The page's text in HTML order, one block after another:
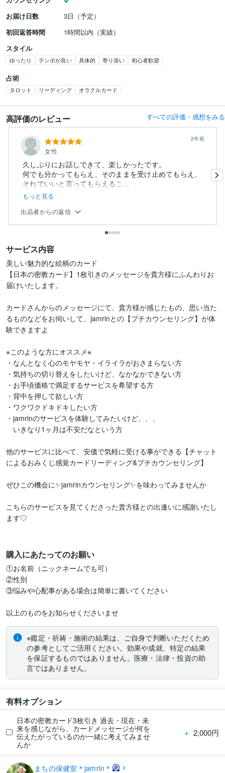
お届け日数
3日（予定）
初回返答時間
1時間以内（実績）
スタイル
ゆったり テンポが良い 具体的 寄り添い 初心者歓迎
占術
タロット リーディング オラクルカード
高評価のレビュー すべての評価・感想をみる
女性
2年前
久しぶりにお話しできて、楽しかったです。
何でも分かってもらえ、そのままを受け止めてもらえ、
それでいいと言ってもらえるこ...
もっと見る
出品者からの返信
サービス内容
美しい魅力的な絵柄のカード
【日本の密教カード】1枚引きのメッセージを貴方様にふんわりお
届けいたします。
カードさんからのメッセージにて、貴方様が感じたもの、思い当た
るものなどをお伺いして、jamrinとの【プチカウンセリング】が体
験できますよ
※このような方にオススメ※
・なんとなく心のモヤモヤ・イライラがおさまらない方
・気持ちの切り替えをしたいけど、なかなかできない方
・お手頃価格で満足するサービスを希望する方
・背中を押して欲しい方
・ワクワクドキドキしたい方
・jamrinのサービスを体験してみたいけど、、、
いきなり1ヶ月は不安だなという方
他のサービスに比べて、安価で気軽に受ける事ができる【チャット
によるおみくじ感覚カードリーディング&プチカウンセリング】
ぜひこの機会に✨jamrinカウンセリング✨を味わってみませんか
こちらのサービスを見てくださった貴方様との出逢いに感謝いたし
ます♡
購入にあたってのお願い
①お名前（ニックネームでも可）
②性別
③悩みや心配事がある場合は簡単に書いてください
以上のものをお知らせくださいませ
※鑑定・祈祷・施術の結果は、ご自身で判断いただくため
の参考としてご活用ください。効果や成就、特定の結果
を保証するものではありません。医療・法律・投資の助
言ではありません。
有料オプション
日本の密教カード3枚引き 過去・現在・未
来を感じながら、カードメッセージが何を
伝えたがっているのか一緒に考えてみませ
んか
＋ 2,000円
まちの保健室＊jamrin＊